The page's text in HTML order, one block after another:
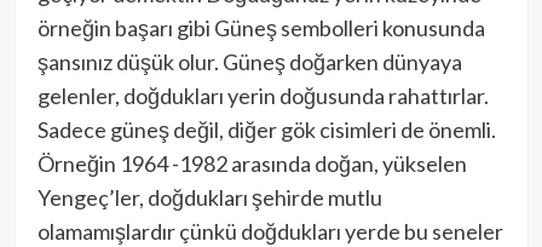
örneğin başarı gibi Güneş sembolleri konusunda
şansınız düşük olur. Güneş doğarken dünyaya
gelenler, doğdukları yerin doğusunda rahattırlar.
Sadece güneş değil, diğer gök cisimleri de önemli.
Örneğin 1964 -1982 arasında doğan, yükselen
Yengeç’ler, doğdukları şehirde mutlu
olamamışlardır çünkü doğdukları yerde bu seneler